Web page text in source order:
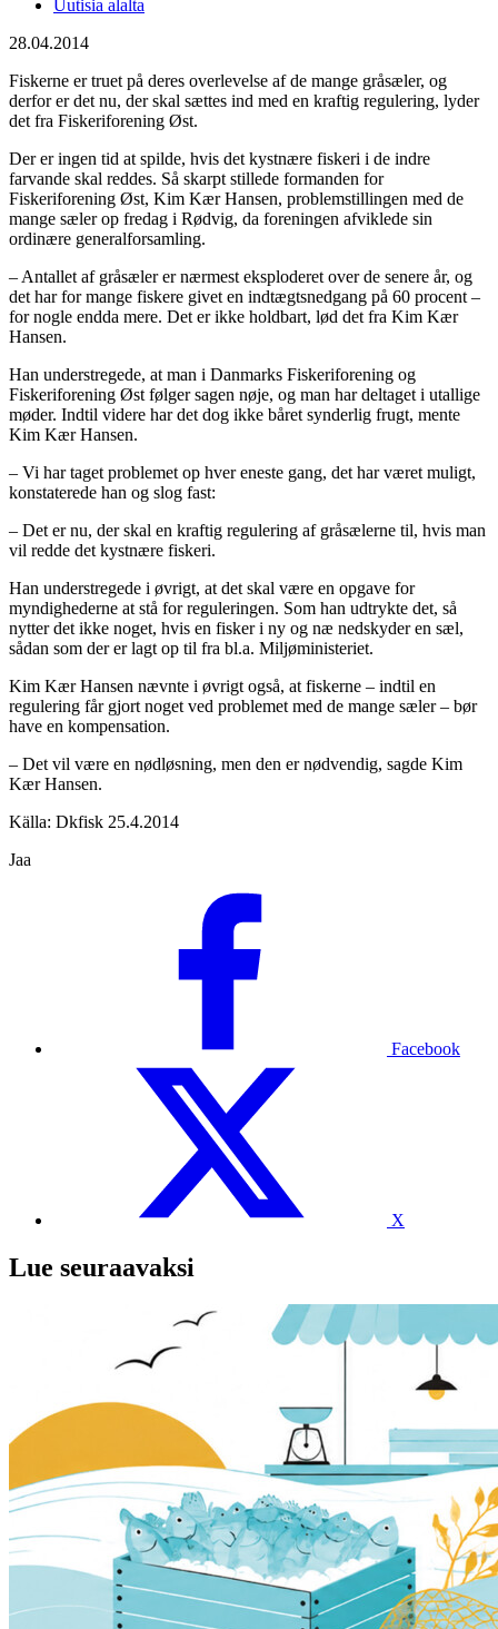
Uutisia alalta
28.04.2014
Fiskerne er truet på deres overlevelse af de mange gråsæler, og
derfor er det nu, der skal sættes ind med en kraftig regulering, lyder
det fra Fiskeriforening Øst.
Der er ingen tid at spilde, hvis det kystnære fiskeri i de indre
farvande skal reddes. Så skarpt stillede formanden for
Fiskeriforening Øst, Kim Kær Hansen, problemstillingen med de
mange sæler op fredag i Rødvig, da foreningen afviklede sin
ordinære generalforsamling.
– Antallet af gråsæler er nærmest eksploderet over de senere år, og
det har for mange fiskere givet en indtægtsnedgang på 60 procent –
for nogle endda mere. Det er ikke holdbart, lød det fra Kim Kær
Hansen.
Han understregede, at man i Danmarks Fiskeriforening og
Fiskeriforening Øst følger sagen nøje, og man har deltaget i utallige
møder. Indtil videre har det dog ikke båret synderlig frugt, mente
Kim Kær Hansen.
– Vi har taget problemet op hver eneste gang, det har været muligt,
konstaterede han og slog fast:
– Det er nu, der skal en kraftig regulering af gråsælerne til, hvis man
vil redde det kystnære fiskeri.
Han understregede i øvrigt, at det skal være en opgave for
myndighederne at stå for reguleringen. Som han udtrykte det, så
nytter det ikke noget, hvis en fisker i ny og næ nedskyder en sæl,
sådan som der er lagt op til fra bl.a. Miljøministeriet.
Kim Kær Hansen nævnte i øvrigt også, at fiskerne – indtil en
regulering får gjort noget ved problemet med de mange sæler – bør
have en kompensation.
– Det vil være en nødløsning, men den er nødvendig, sagde Kim
Kær Hansen.
Källa: Dkfisk 25.4.2014
Jaa
Facebook
X
Lue seuraavaksi